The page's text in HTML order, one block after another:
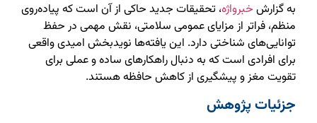
به گزارش خبرواژه، تحقیقات جدید حاکی از آن است که پیاده‌روی
منظم، فراتر از مزایای عمومی سلامتی، نقش مهمی در حفظ
توانایی‌های شناختی دارد. این یافته‌ها نویدبخش امیدی واقعی
برای افرادی است که به دنبال راهکارهای ساده و عملی برای
تقویت مغز و پیشگیری از کاهش حافظه هستند.
جزئیات پژوهش